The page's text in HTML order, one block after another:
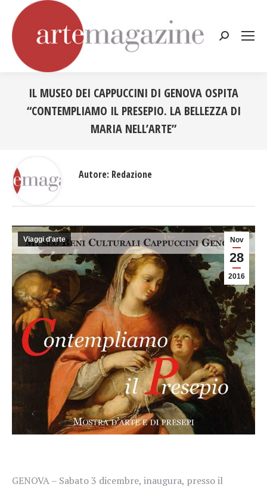
Cerca:
IL MUSEO DEI CAPPUCCINI DI GENOVA OSPITA
“CONTEMPLIAMO IL PRESEPIO. LA BELLEZZA DI
MARIA NELL’ARTE”
Nov
28
2016
Viaggi d'arte
GENOVA – Sabato 3 dicembre, inaugura, presso il
Autore: Redazione